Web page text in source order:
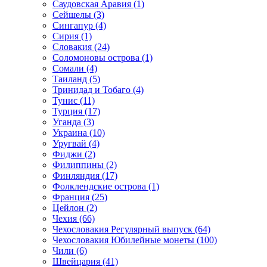
Саудовская Аравия (1)
Сейшелы (3)
Сингапур (4)
Сирия (1)
Словакия (24)
Соломоновы острова (1)
Сомали (4)
Таиланд (5)
Тринидад и Тобаго (4)
Тунис (11)
Турция (17)
Уганда (3)
Украина (10)
Уругвай (4)
Фиджи (2)
Филиппины (2)
Финляндия (17)
Фолклендские острова (1)
Франция (25)
Цейлон (2)
Чехия (66)
Чехословакия Регулярный выпуск (64)
Чехословакия Юбилейные монеты (100)
Чили (6)
Швейцария (41)